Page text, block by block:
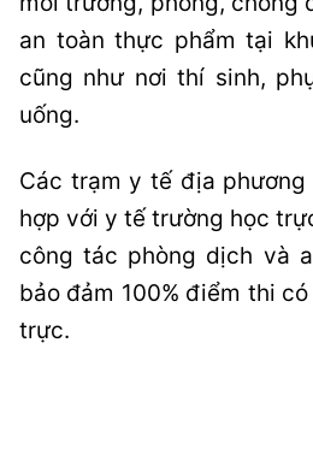
an toàn thực phẩm tại
cũng như nơi thí sinh,
uống.
Các trạm y tế địa
hợp với y tế trường học
công tác phòng dịch và
bảo đảm 100% điểm thi
trực.